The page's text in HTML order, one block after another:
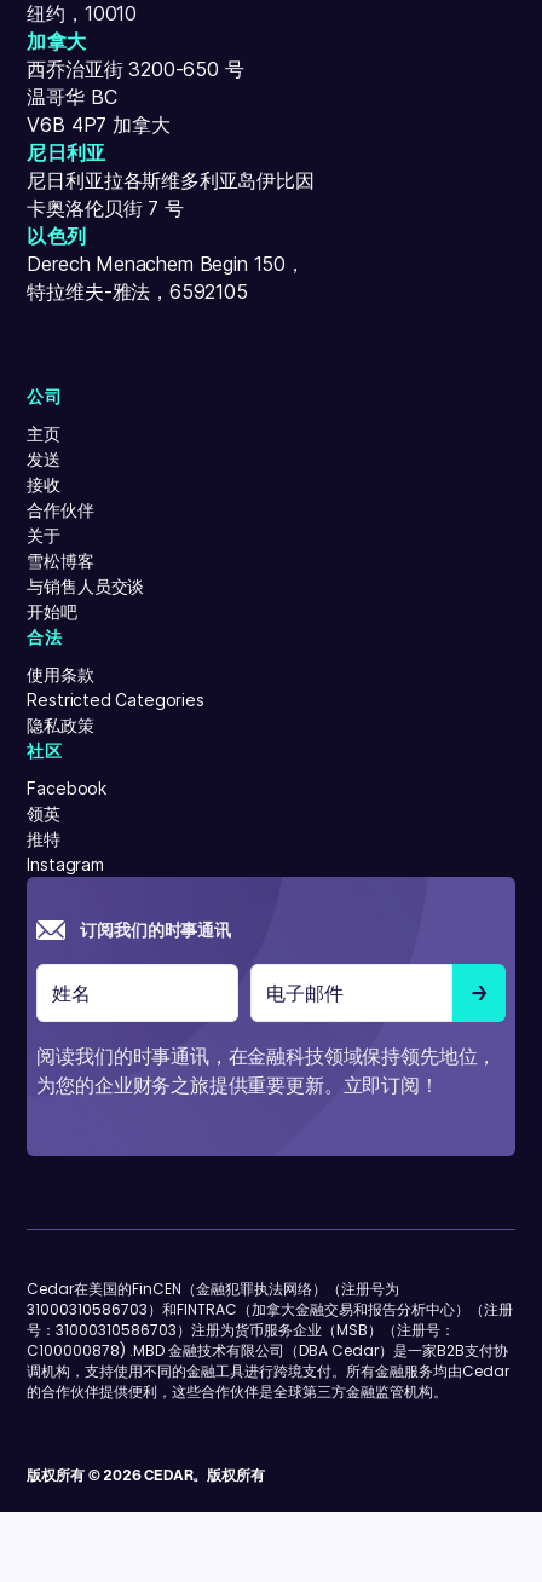
纽约，10010
加拿大
西乔治亚街 3200-650 号
温哥华 BC
V6B 4P7 加拿大
尼日利亚
尼日利亚拉各斯维多利亚岛伊比因
卡奥洛伦贝街 7 号
以色列
Derech Menachem Begin 150，
特拉维夫-雅法，6592105
公司
主页
发送
接收
合作伙伴
关于
雪松博客
与销售人员交谈
开始吧
合法
使用条款
Restricted Categories
隐私政策
社区
Facebook
领英
推特
Instagram
订阅我们的时事通讯
阅读我们的时事通讯，在金融科技领域保持领先地位，
为您的企业财务之旅提供重要更新。立即订阅！
Cedar在美国的FinCEN（金融犯罪执法网络）（注册号为
31000310586703）和FINTRAC（加拿大金融交易和报告分析中心）（注册
号：31000310586703）注册为货币服务企业（MSB）（注册号：
C100000878) .MBD 金融技术有限公司（DBA Cedar）是一家B2B支付协
调机构，支持使用不同的金融工具进行跨境支付。所有金融服务均由Cedar
的合作伙伴提供便利，这些合作伙伴是全球第三方金融监管机构。
版权所有 © 2026 CEDAR。版权所有